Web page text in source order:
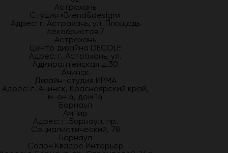
Астрахань
Студия «Brend&design»
Адрес: г. Астрахань, ул. Площадь
декабристов 7
Астрахань
Центр дизайна DECOLE
Адрес: г. Астрахань, ул.
Адмиралтейская д.30
Ачинск
Дизайн-студия ИРМА
Адрес: г. Ачинск, Красноярский край,
м-он 4, дом 14
Барнаул
Ампир
Адрес: г. Барнаул, пр.
Социалистический, 78
Барнаул
Салон Квадро Интерьер